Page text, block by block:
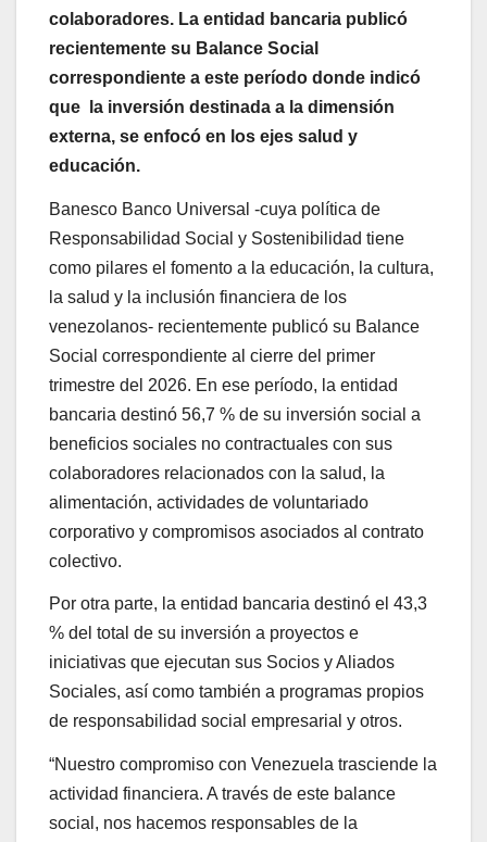
colaboradores. La entidad bancaria publicó
recientemente su Balance Social
correspondiente a este período donde indicó
que la inversión destinada a la dimensión
externa, se enfocó en los ejes salud y
educación.
Banesco Banco Universal -cuya política de
Responsabilidad Social y Sostenibilidad tiene
como pilares el fomento a la educación, la cultura,
la salud y la inclusión financiera de los
venezolanos- recientemente publicó su Balance
Social correspondiente al cierre del primer
trimestre del 2026. En ese período, la entidad
bancaria destinó 56,7 % de su inversión social a
beneficios sociales no contractuales con sus
colaboradores relacionados con la salud, la
alimentación, actividades de voluntariado
corporativo y compromisos asociados al contrato
colectivo.
Por otra parte, la entidad bancaria destinó el 43,3
% del total de su inversión a proyectos e
iniciativas que ejecutan sus Socios y Aliados
Sociales, así como también a programas propios
de responsabilidad social empresarial y otros.
“Nuestro compromiso con Venezuela trasciende la
actividad financiera. A través de este balance
social, nos hacemos responsables de la